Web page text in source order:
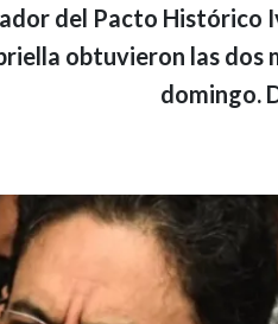
del Pacto Histórico
obtuvieron las dos
domingo.